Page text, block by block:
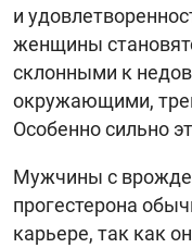
и
женщины
склонными к
окружающими,
Особенно сильно
Мужчины с
прогестерона
карьере, так как